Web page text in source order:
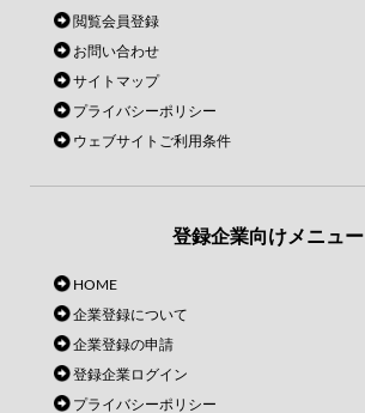
閲覧会員登録
お問い合わせ
サイトマップ
プライバシーポリシー
ウェブサイトご利用条件
登録企業向けメニュー
HOME
企業登録について
企業登録の申請
登録企業ログイン
プライバシーポリシー